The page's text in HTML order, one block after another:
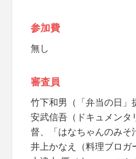
参加費
無し
審査員
竹下和男（「弁当の日」
安武信吾（ドキュメンタ
督、「はなちゃんのみそ
井上かなえ（料理ブロガ